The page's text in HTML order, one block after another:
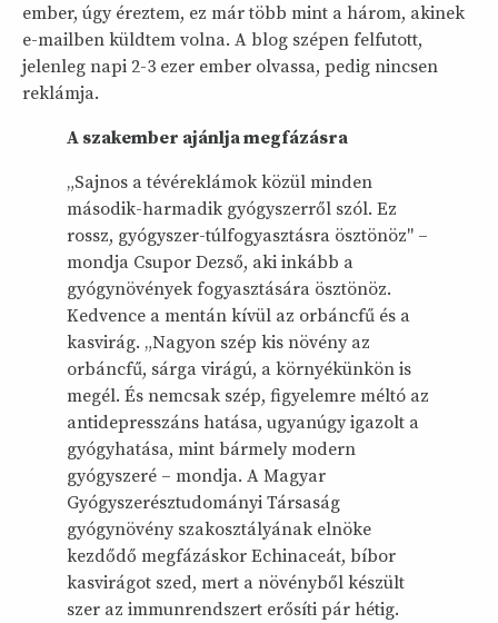
ember, úgy éreztem, ez már több mint a három, akinek
e-mailben küldtem volna. A blog szépen felfutott,
jelenleg napi 2-3 ezer ember olvassa, pedig nincsen
reklámja.
A szakember ajánlja megfázásra
„Sajnos a tévéreklámok közül minden
második-harmadik gyógyszerről szól. Ez
rossz, gyógyszer-túlfogyasztásra ösztönöz" –
mondja Csupor Dezső, aki inkább a
gyógynövények fogyasztására ösztönöz.
Kedvence a mentán kívül az orbáncfű és a
kasvirág. „Nagyon szép kis növény az
orbáncfű, sárga virágú, a környékünkön is
megél. És nemcsak szép, figyelemre méltó az
antidepresszáns hatása, ugyanúgy igazolt a
gyógyhatása, mint bármely modern
gyógyszeré – mondja. A Magyar
Gyógyszerésztudományi Társaság
gyógynövény szakosztályának elnöke
kezdődő megfázáskor Echinaceát, bíbor
kasvirágot szed, mert a növényből készült
szer az immunrendszert erősíti pár hétig.